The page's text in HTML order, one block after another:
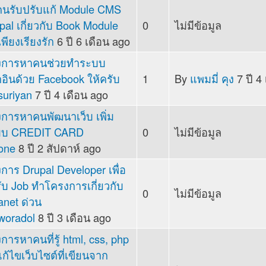
รับปรับแก้ Module CMS
เกี่ยวกับ Book Module
พียงเรียงรัก 6 ปี 6 เดือน ago
0 ไม่มีข้อมูล
ารหาคนช่วยทำระบบ
นด้วย Facebook ให้ครับ
7 ปี 4 เดือน ago
1 By แพมมี่ คุง 7 ปี 4
ารหาคนพัฒนาเว็บ เพิ่ม
CREDIT CARD
8 ปี 2 สัปดาห์ ago
0 ไม่มีข้อมูล
าร Drupal Developer เพื่อ
Job ทำโครงการเกี่ยวกับ
ด่วน
8 ปี 3 เดือน ago
0 ไม่มีข้อมูล
ารหาคนที่รู้ html, css, php
ไขเว็บไซต์ที่เขียนจาก